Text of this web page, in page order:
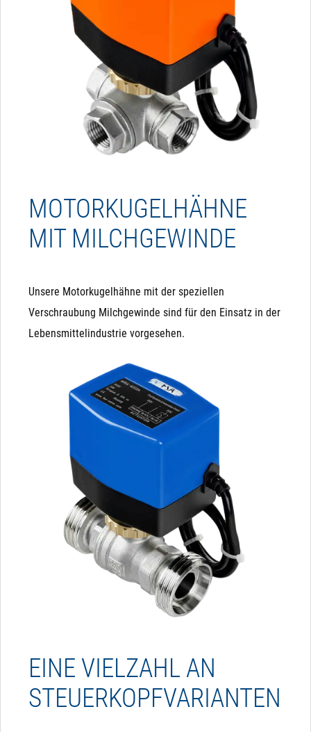
MOTORKUGELHÄHNE
MIT MILCHGEWINDE
Unsere Motorkugelhähne mit der speziellen
Verschraubung Milchgewinde sind für den Einsatz in der
Lebensmittelindustrie vorgesehen.
EINE VIELZAHL AN
STEUERKOPFVARIANTEN